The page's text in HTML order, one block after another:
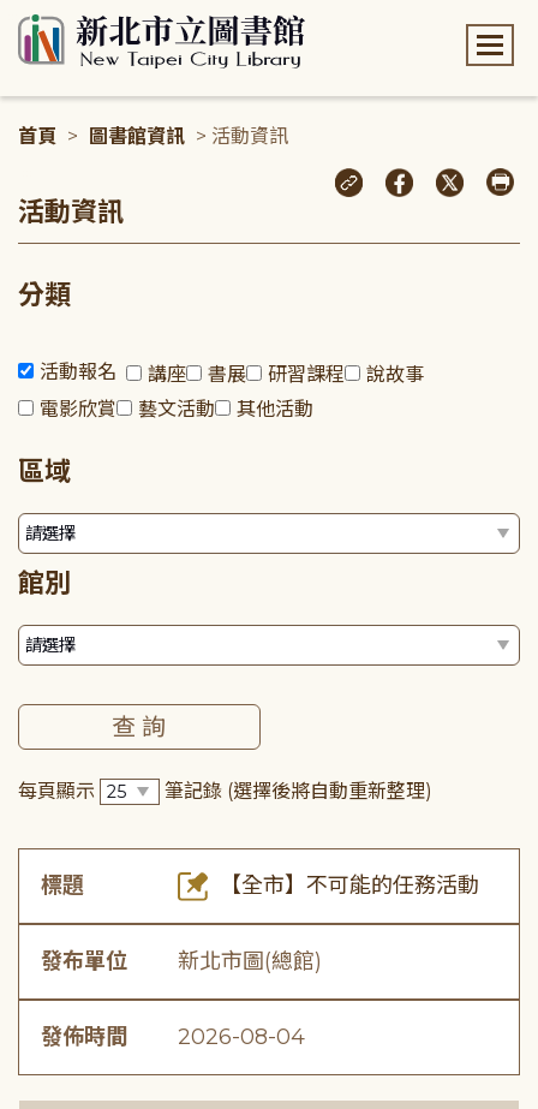
首頁 > 圖書館資訊 > 活動資訊
活動資訊
分類
活動報名 講座 書展 研習課程
說故事
電影欣賞
藝文活動 其他活動
區域
館別
每頁顯示 筆記錄 (選擇後將自動重新整理)
標題 【全市】不可能的任務活動
發布單位 新北市圖(總館)
發佈時間 2026-08-04